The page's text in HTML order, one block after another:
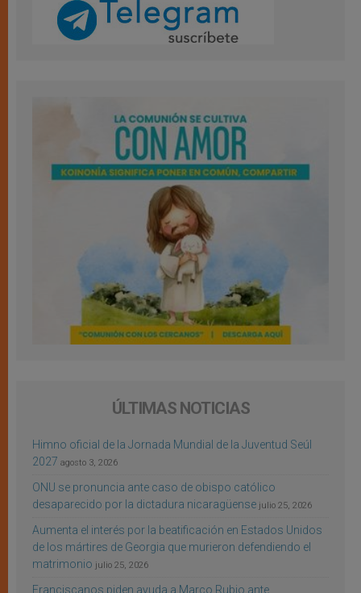
ÚLTIMAS NOTICIAS
Himno oficial de la Jornada Mundial de la Juventud Seúl
2027 agosto 3, 2026
ONU se pronuncia ante caso de obispo católico
desaparecido por la dictadura nicaragüense julio 25, 2026
Aumenta el interés por la beatificación en Estados Unidos
de los mártires de Georgia que murieron defendiendo el
matrimonio julio 25, 2026
Franciscanos piden ayuda a Marco Rubio ante